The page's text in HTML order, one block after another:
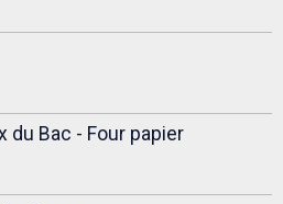
du Bac - Four papier